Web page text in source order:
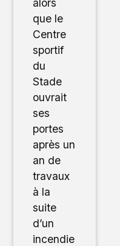
alors
que le
Centre
sportif
du
Stade
ouvrait
ses
portes
après un
an de
travaux
à la
suite
d’un
incendie